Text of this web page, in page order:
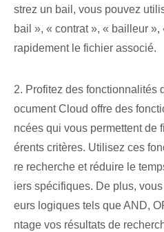
strez un bail, vous pouvez
bail », « contrat », « bailleur
rapidement le fichier associé.
2. Profitez des fonctionnalités
ocument Cloud offre des
ncées qui vous permettent de
érents critères. Utilisez ces
re recherche et réduire le
iers spécifiques. De plus,
eurs logiques tels que AND,
ntage vos résultats de